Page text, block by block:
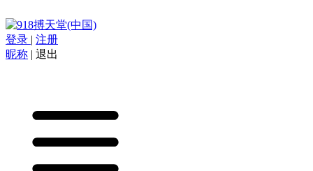
登录 | 注册
昵称 | 退出